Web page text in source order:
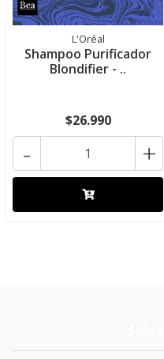
L'Oréal
Shampoo Purificador
Blondifier - ..
$26.990
+
-